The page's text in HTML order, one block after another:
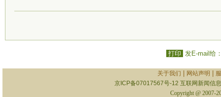
打印 发E-mail给
关于我们 网站声明
京ICP备07017567号-12 互联网新闻信
Copyright @ 2007-